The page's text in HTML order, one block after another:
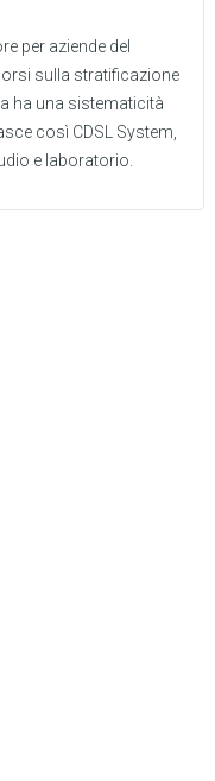
per aziende del
sulla stratificazione
ha una sistematicità
così CDSL System,
e laboratorio.